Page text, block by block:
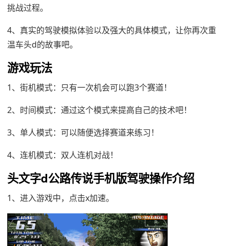
挑战过程。
4、真实的驾驶模拟体验以及强大的具体模式，让你再次重
温车头d的故事吧。
游戏玩法
1、街机模式：只有一次机会可以跑3个赛道！
2、时间模式：通过这个模式来提高自己的技术吧！
3、单人模式：可以随便选择赛道来练习！
4、连机模式：双人连机对战！
头文字d公路传说手机版驾驶操作介绍
1、进入游戏中，点击x加速。